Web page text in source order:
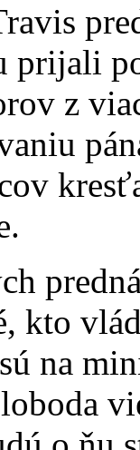
prijali
z
kto
na